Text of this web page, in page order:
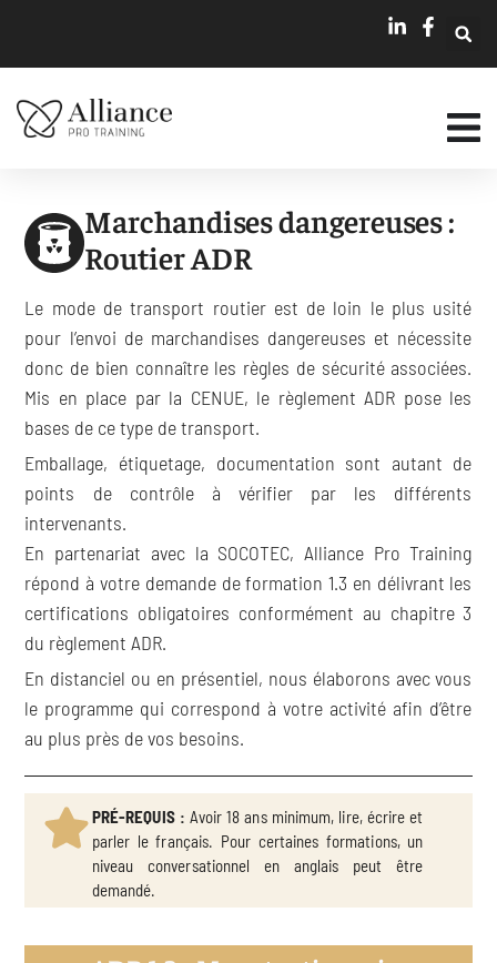
Marchandises dangereuses :
Routier ADR
Le mode de transport routier est de loin le plus usité
pour l’envoi de marchandises dangereuses et nécessite
donc de bien connaître les règles de sécurité associées.
Mis en place par la CENUE, le règlement ADR pose les
bases de ce type de transport.
Emballage, étiquetage, documentation sont autant de
points de contrôle à vérifier par les différents
intervenants.
En partenariat avec la SOCOTEC, Alliance Pro Training
répond à votre demande de formation 1.3 en délivrant les
certifications obligatoires conformément au chapitre 3
du règlement ADR.
En distanciel ou en présentiel, nous élaborons avec vous
le programme qui correspond à votre activité afin d’être
au plus près de vos besoins.
PRÉ-REQUIS : Avoir 18 ans minimum, lire, écrire et
parler le français. Pour certaines formations, un
niveau conversationnel en anglais peut être
demandé.